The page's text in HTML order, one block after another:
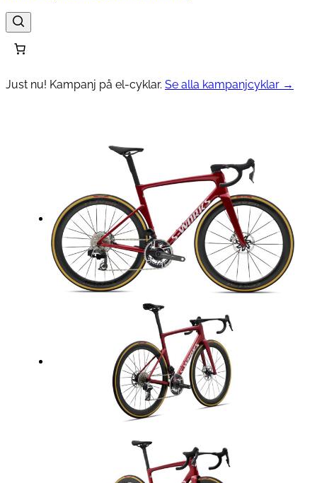
Just nu! Kampanj på el-cyklar. Se alla kampanjcyklar →